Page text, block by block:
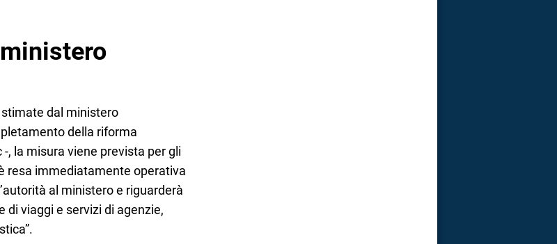
ministero
dal ministero
della riforma
la misura viene prevista per gli
resa immediatamente operativa
al ministero e riguarderà
di viaggi e servizi di agenzie,